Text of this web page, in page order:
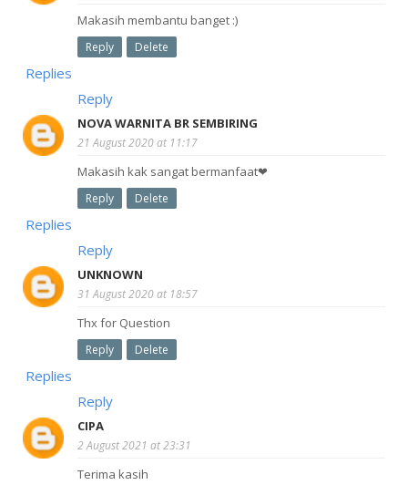
Makasih membantu banget :)
Reply Delete
Replies
Reply
NOVA WARNITA BR SEMBIRING
21 August 2020 at 11:17
Makasih kak sangat bermanfaat❤
Reply Delete
Replies
Reply
UNKNOWN
31 August 2020 at 18:57
Thx for Question
Reply Delete
Replies
Reply
CIPA
2 August 2021 at 23:31
Terima kasih